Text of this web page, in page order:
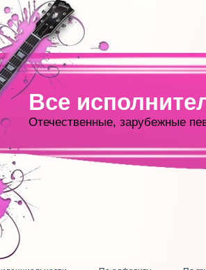
Все
Отечественные, зарубежные